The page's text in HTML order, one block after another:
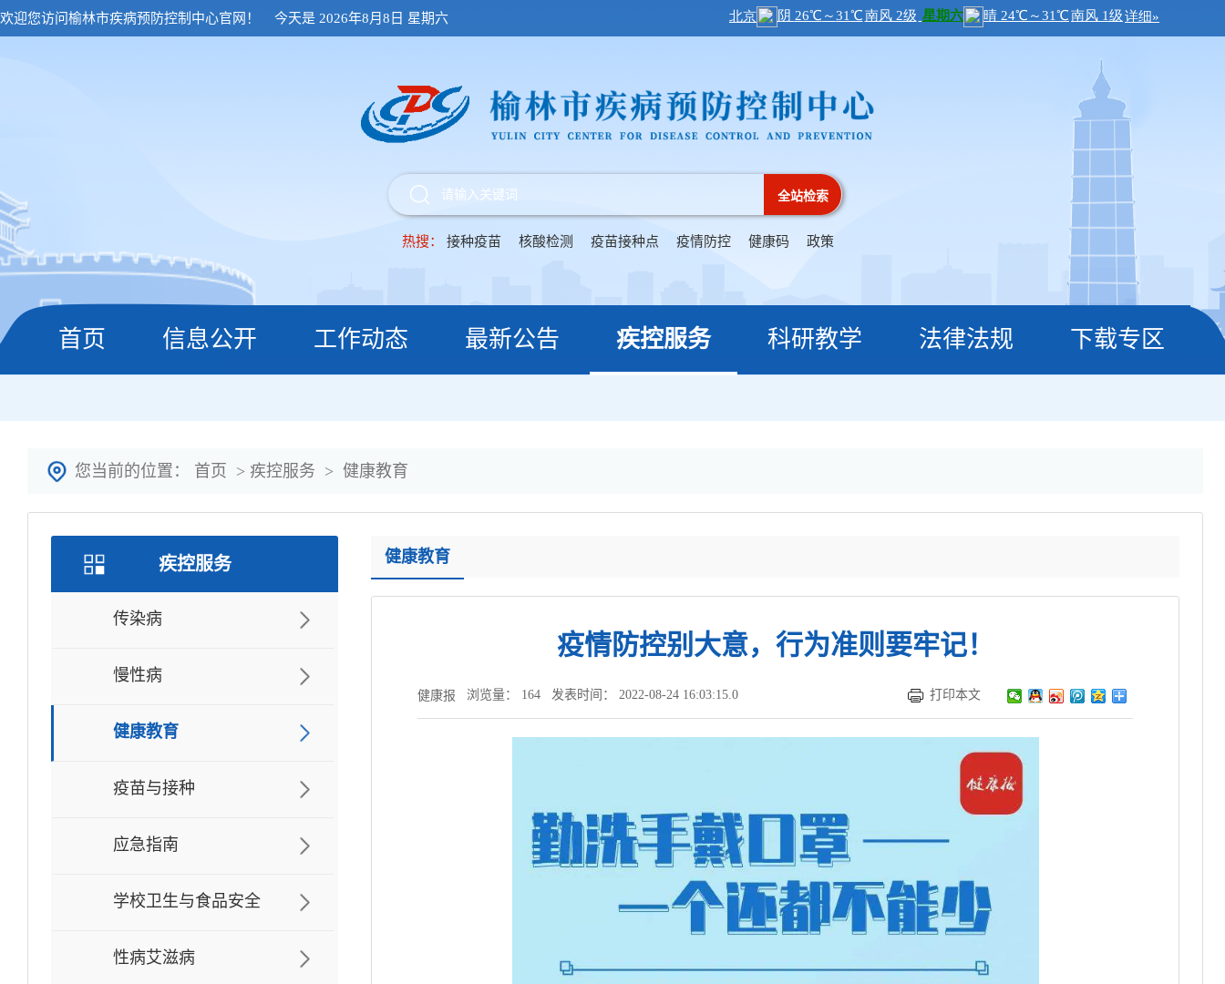
欢迎您访问榆林市疾病预防控制中心官网！ 今天是 2026年8月8日 星期六
全站检索
热搜： 接种疫苗 核酸检测 疫苗接种点 疫情防控 健康码 政策
首页 信息公开 工作动态 最新公告 疾控服务 科研教学 法律法规 下载专区
您当前的位置： 首页 > 疾控服务 > 健康教育
疾控服务
传染病
慢性病
健康教育
疫苗与接种
应急指南
学校卫生与食品安全
性病艾滋病
健康教育
疫情防控别大意，行为准则要牢记！
健康报 浏览量： 164 发表时间： 2022-08-24 16:03:15.0 打印本文